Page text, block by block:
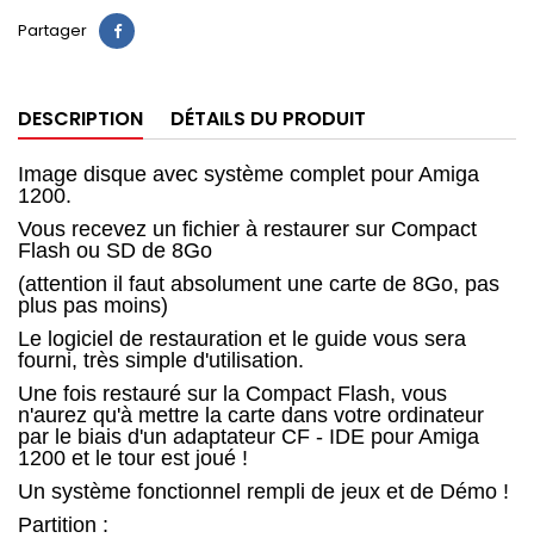
Partager
DESCRIPTION DÉTAILS DU PRODUIT
Image disque avec système complet pour Amiga
1200.
Vous recevez un fichier à restaurer sur Compact
Flash ou SD de 8Go
(attention il faut absolument une carte de 8Go, pas
plus pas moins)
Le logiciel de restauration et le guide vous sera
fourni, très simple d'utilisation.
Une fois restauré sur la Compact Flash, vous
n'aurez qu'à mettre la carte dans votre ordinateur
par le biais d'un adaptateur CF - IDE pour Amiga
1200 et le tour est joué !
Un système fonctionnel rempli de jeux et de Démo !
Partition :